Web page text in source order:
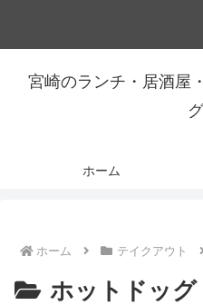
宮崎のランチ・居酒屋
グ
ホーム
ホーム テイクアウト
ホットドッグ